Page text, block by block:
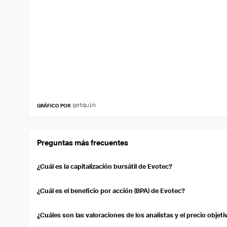
GRÁFICO POR
Preguntas más frecuentes
¿Cuál es la capitalización bursátil de Evotec?
empresa que cotiza en bolsa. Se calcula multiplicando el
¿Cuál es el beneficio por acción (BPA) de Evotec?
per-share basis.
¿Cuáles son las valoraciones de los analistas y el precio